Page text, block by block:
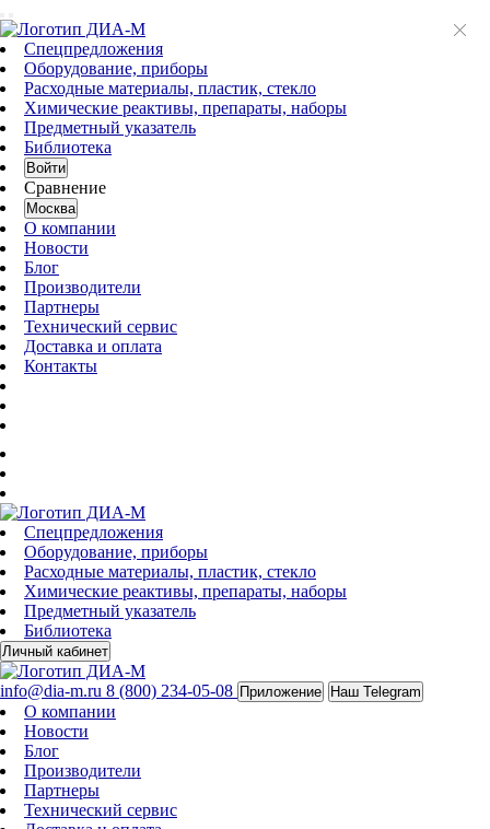
Спецпредложения
Оборудование, приборы
Расходные материалы, пластик, стекло
Химические реактивы, препараты, наборы
Предметный указатель
Библиотека
Войти
Сравнение
Москва
О компании
Новости
Блог
Производители
Партнеры
Технический сервис
Доставка и оплата
Контакты
Спецпредложения
Оборудование, приборы
Расходные материалы, пластик, стекло
Химические реактивы, препараты, наборы
Предметный указатель
Библиотека
Личный кабинет
info@dia-m.ru 8 (800) 234-05-08 Приложение Наш Telegram
О компании
Новости
Блог
Производители
Партнеры
Технический сервис